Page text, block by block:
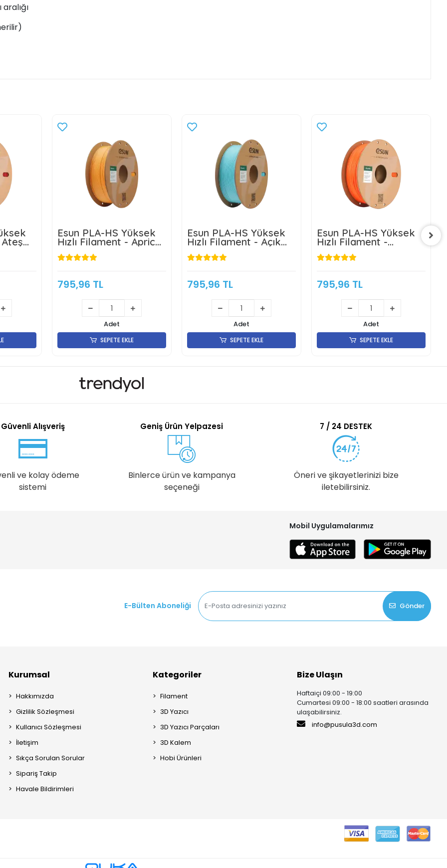
aralığı
Ateş
Esun PLA-HS Yüksek
Hızlı Filament - Apricot
(Kayısı)
795,96 TL
Adet
SEPETE EKLE
Esun PLA-HS Yüksek
Hızlı Filament - Açık
Mavi
795,96 TL
Adet
SEPETE EKLE
Esun PLA-HS Yüksek
Hızlı Filament -
Turuncu
795,96 TL
Adet
SEPETE EKLE
Güvenli Alışveriş
ve kolay ödeme
sistemi
Geniş Ürün Yelpazesi
Binlerce ürün ve kampanya
seçeneği
7 / 24 DESTEK
Öneri ve şikayetlerinizi bize
iletebilirsiniz.
Mobil Uygulamalarımız
E-Bülten Aboneliği
Gönder
Kurumsal
Hakkımızda
Gizlilik Sözleşmesi
Kullanıcı Sözleşmesi
İletişim
Sıkça Sorulan Sorular
Sipariş Takip
Havale Bildirimleri
Kategoriler
Filament
3D Yazıcı
3D Yazıcı Parçaları
3D Kalem
Hobi Ürünleri
Bize Ulaşın
Haftaiçi 09:00 - 19:00
Cumartesi 09:00 - 18:00 saatleri arasında
ulaşabilirsiniz.
info@pusula3d.com